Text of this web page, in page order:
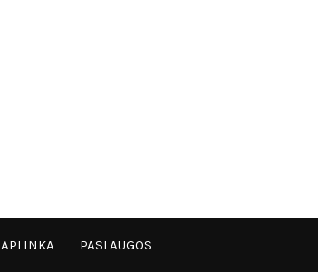
APLINKA PASLAUGOS